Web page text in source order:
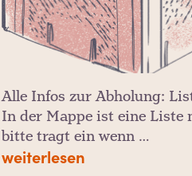
Alle Infos zur Abholung:
In der Mappe ist eine Liste
bitte tragt ein wenn …
weiterlesen